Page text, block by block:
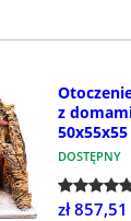
z
DOSTĘPNY
zł 857,51